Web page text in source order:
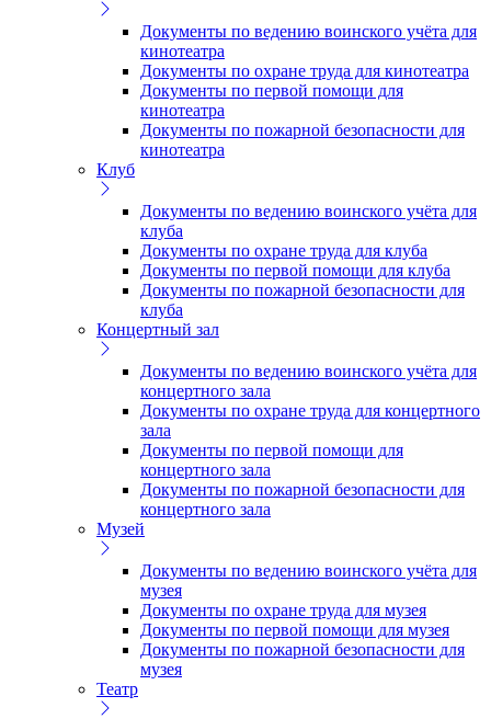
Документы по ведению воинского учёта для
кинотеатра
Документы по охране труда для кинотеатра
Документы по первой помощи для
кинотеатра
Документы по пожарной безопасности для
кинотеатра
Клуб
Документы по ведению воинского учёта для
клуба
Документы по охране труда для клуба
Документы по первой помощи для клуба
Документы по пожарной безопасности для
клуба
Концертный зал
Документы по ведению воинского учёта для
концертного зала
Документы по охране труда для концертного
зала
Документы по первой помощи для
концертного зала
Документы по пожарной безопасности для
концертного зала
Музей
Документы по ведению воинского учёта для
музея
Документы по охране труда для музея
Документы по первой помощи для музея
Документы по пожарной безопасности для
музея
Театр